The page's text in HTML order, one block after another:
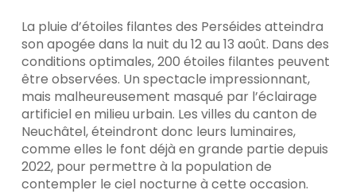
La pluie d’étoiles filantes des Perséides atteindra
son apogée dans la nuit du 12 au 13 août. Dans des
conditions optimales, 200 étoiles filantes peuvent
être observées. Un spectacle impressionnant,
mais malheureusement masqué par l’éclairage
artificiel en milieu urbain. Les villes du canton de
Neuchâtel, éteindront donc leurs luminaires,
comme elles le font déjà en grande partie depuis
2022, pour permettre à la population de
contempler le ciel nocturne à cette occasion.